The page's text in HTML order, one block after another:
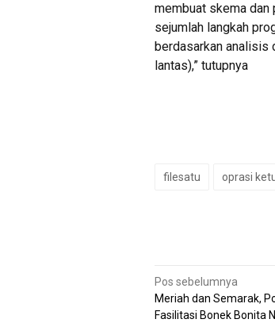
membuat skema dan
sejumlah langkah
berdasarkan analisis
lantas),” tutupnya
filesatu oprasi
Navigasi
pos
Pos sebelumnya
Meriah dan Semarak,
Fasilitasi Bonek Bonita